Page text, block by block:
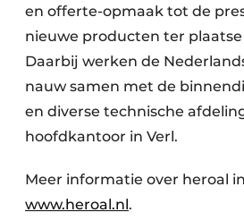
en offerte-opmaak tot de
nieuwe producten ter
Daarbij werken de
nauw samen met de
en diverse technische
hoofdkantoor in Verl.
Meer informatie over heroal
www.heroal.nl.